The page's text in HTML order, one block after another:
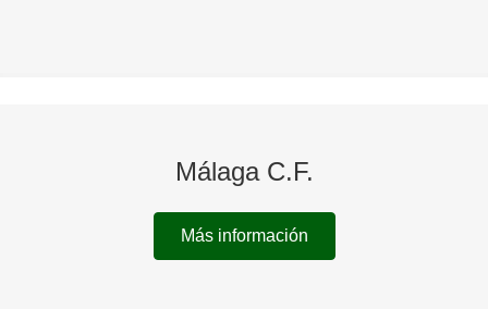
Málaga C.F.
Más información